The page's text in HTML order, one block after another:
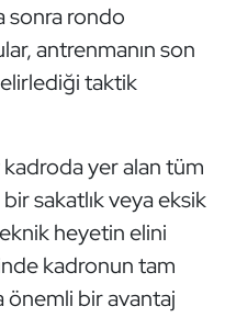
sonra rondo
antrenmanın son
taktik
kadroda yer alan tüm
sakatlık veya eksik
heyetin elini
kadronun tam
önemli bir avantaj